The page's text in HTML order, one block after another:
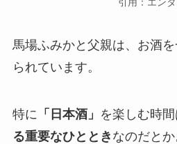
馬場ふみかと父親は、お酒
られています。
特に 「日本酒」 を楽しむ時間
る重要なひととき なのだとか